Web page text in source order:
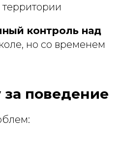
контроль над
но со временем
поведение